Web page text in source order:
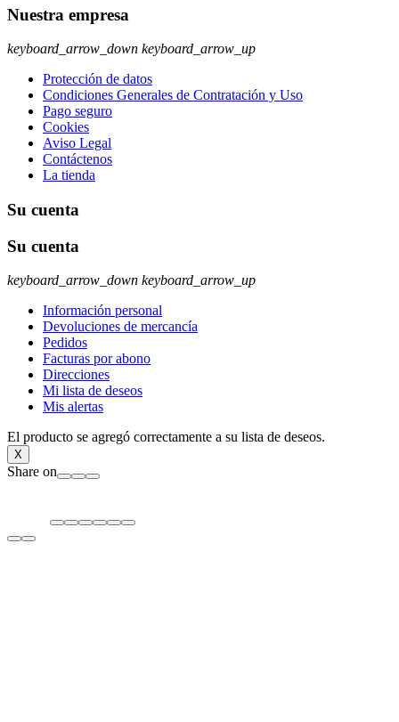
Nuestra empresa
keyboard_arrow_down keyboard_arrow_up
Protección de datos
Condiciones Generales de Contratación y Uso
Pago seguro
Cookies
Aviso Legal
Contáctenos
La tienda
Su cuenta
Su cuenta
keyboard_arrow_down keyboard_arrow_up
Información personal
Devoluciones de mercancía
Pedidos
Facturas por abono
Direcciones
Mi lista de deseos
Mis alertas
El producto se agregó correctamente a su lista de deseos.
X
Share on